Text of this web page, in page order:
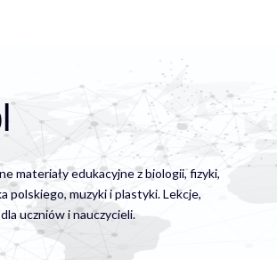
materiały edukacyjne z biologii, fizyki,
polskiego, muzyki i plastyki. Lekcje,
uczniów i nauczycieli.